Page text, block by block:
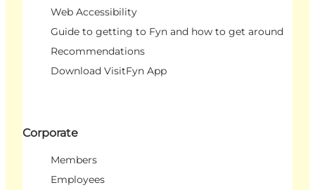
Web Accessibility
Guide to getting to Fyn and how to get around
Recommendations
Download VisitFyn App
Corporate
Members
Employees